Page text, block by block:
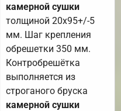
камерной сушки
толщиной 20х95+/-5
мм. Шаг крепления
обрешетки 350 мм.
Контробрешётка
выполняется из
строганого бруска
камерной сушки